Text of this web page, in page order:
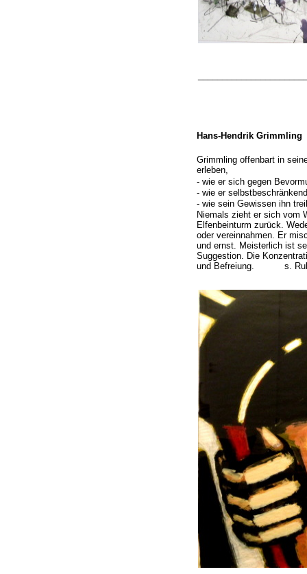
Hans-Hendrik Grimmling
Grimmling offenbart in
erleben,
- wie er sich gegen
- wie er
- wie sein Gewissen ihn
Niemals zieht er sich vom
Elfenbeinturm zurück.
oder vereinnahmen. Er
und ernst. Meisterlich ist
Suggestion. Die
und Befreiung. s.